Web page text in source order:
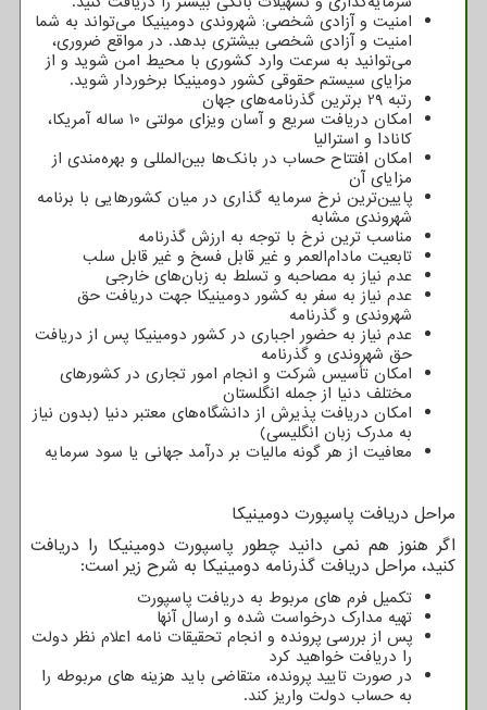
امنیت و آزادی شخصی: شهروندی دومینیکا می‌تواند به شما
امنیت و آزادی شخصی بیشتری بدهد. در مواقع ضروری،
می‌توانید به سرعت وارد کشوری با محیط امن شوید و از
مزایای سیستم حقوقی کشور دومینیکا برخوردار شوید.
رﺗﺒﻪ 29 برترین گذرنامه‌های جهان
امکان دریافت سریع و آسان ویزای مولتی 10 ساله آمریکا،
کانادا و استرالیا
امکان افتتاح حساب در بانک‌ها بین‌المللی و بهره‌مندی از
مزایای آن
پایین‌ترین نرخ سرمایه گذاری در میان کشورهایی با برنامه
شهروندی مشابه
مناسب ترین نرخ ﺑﺎ ﺗﻮﺟﻪ ﺑﻪ ارزش گذرنامه
تابعیت مادام‌العمر و غیر قابل فسخ و غیر قابل سلب
ﻋﺪم ﻧﯿﺎز ﺑﻪ مصاحبه و ﺗﺴﻠﻂ ﺑﻪ زﺑﺎن‌ﻫﺎی ﺧﺎرﺟﯽ
عدم نیاز به سفر به کشور دومینیکا جهت دریافت حق
شهروندی و گذرنامه
عدم نیاز به حضور اجباری در کشور دومینیکا پس از دریافت
حق شهروندی و گذرنامه
امکان تأسیس شرکت و انجام امور تجاری در کشورهای
مختلف دنیا از جمله انگلستان
امکان دریافت پذیرش از دانشگاه‌های معتبر دنیا (بدون نیاز
به مدرک زبان انگلیسی)
معافیت از هر گونه مالیات بر درآمد جهانی یا سود سرمایه
مراحل دریافت پاسپورت دومینیکا
اگر هنوز هم نمی دانید چطور پاسپورت دومینیکا را دریافت
کنید، مراحل دریافت گذرنامه دومینیکا به شرح زیر است:
تکمیل فرم های مربوط به دریافت پاسپورت
تهیه مدارک درخواست شده و ارسال آنها
پس از بررسی پرونده و انجام تحقیقات نامه اعلام نظر دولت
را دریافت خواهید کرد
در صورت تایید پرونده، متقاضی باید هزینه های مربوطه را
به حساب دولت واریز کند.